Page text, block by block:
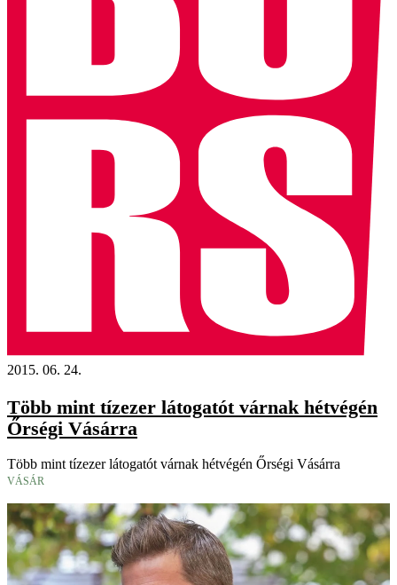
2015. 06. 24.
Több mint tízezer látogatót várnak hétvégén
Őrségi Vásárra
Több mint tízezer látogatót várnak hétvégén Őrségi Vásárra
VÁSÁR